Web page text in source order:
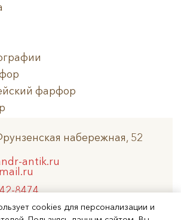
cookies для персонализации и
фарфор
набережная, 52
antik.ru
8474